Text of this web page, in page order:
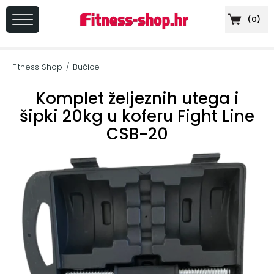
(0)
REGISTRACIJA
Cardio
oprema
Sprave
vježbanje
Fitness Shop / Bučice
Komplet željeznih utega i
šipki 20kg u koferu Fight Line
CSB-20